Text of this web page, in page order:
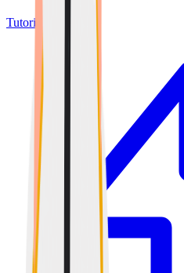
Tutoriels